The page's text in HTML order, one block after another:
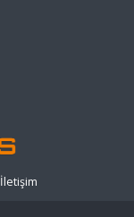
İletişim